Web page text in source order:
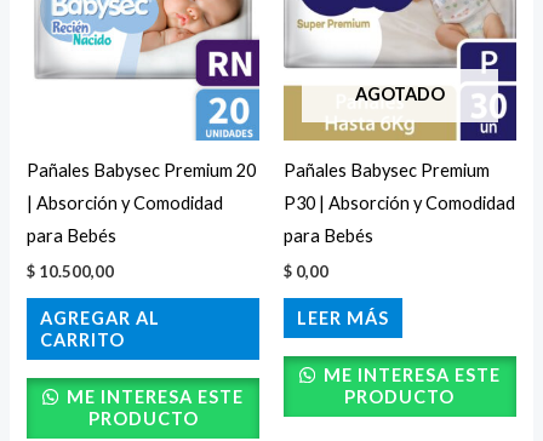
Pañales Babysec Premium 20
| Absorción y Comodidad
para Bebés
$ 10.500,00
AGREGAR AL
CARRITO
ME INTERESA ESTE
PRODUCTO
AGOTADO
Pañales Babysec Premium
P30 | Absorción y Comodidad
para Bebés
$ 0,00
LEER MÁS
ME INTERESA ESTE
PRODUCTO